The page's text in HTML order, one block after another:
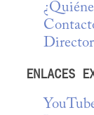
ENLACES